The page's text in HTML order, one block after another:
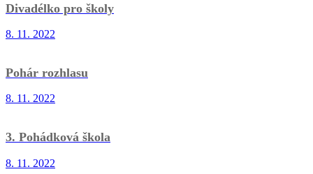
Divadélko pro školy
8. 11. 2022
Pohár rozhlasu
8. 11. 2022
3. Pohádková škola
8. 11. 2022